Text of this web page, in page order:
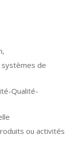
de
Qualité-
ou activités